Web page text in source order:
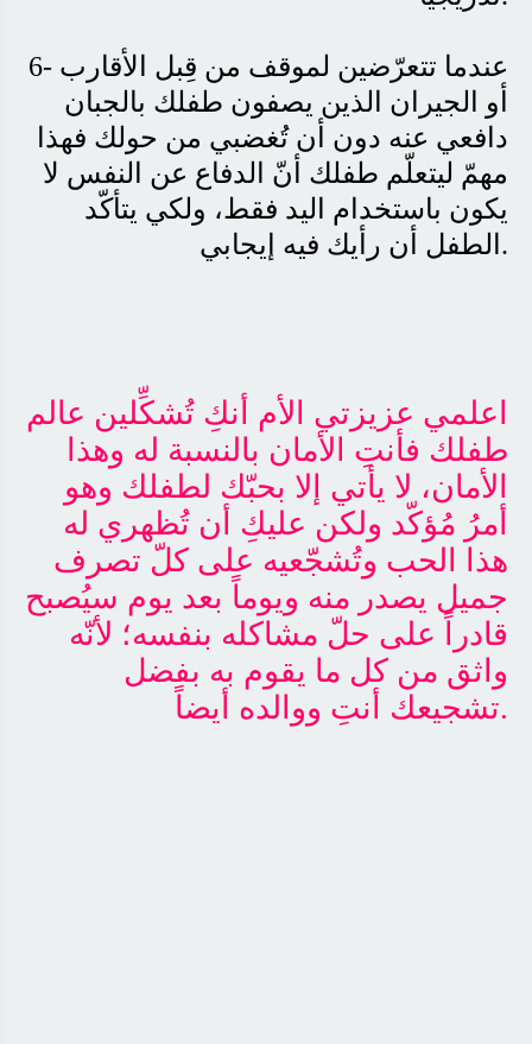
6- عندما تتعرّضين لموقف من قِبل الأقارب
أو الجيران الذين يصفون طفلك بالجبان
دافعي عنه دون أن تُغضبي من حولك فهذا
مهمّ ليتعلّم طفلك أنّ الدفاع عن النفس لا
يكون باستخدام اليد فقط، ولكي يتأكّد
الطفل أن رأيك فيه إيجابي .
اعلمي عزيزتي الأم أنكِ تُشكِّلين عالم
طفلك فأنتِ الأمان بالنسبة له وهذا
الأمان، لا يأتي إلا بحبّك لطفلك وهو
أمرُ مُؤكّد ولكن عليكِ أن تُظهري له
هذا الحب وتُشجّعيه على كلّ تصرف
جميل يصدر منه ويوماً بعد يوم سيُصبح
قادراً على حلّ مشاكله بنفسه؛ لأنّه
واثق من كل ما يقوم به بفضل
تشجيعك أنتِ ووالده أيضاً.